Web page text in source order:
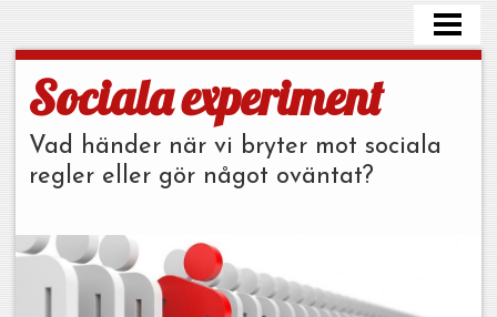
KONTAKT
Sociala experiment
Vad händer när vi bryter mot sociala
regler eller gör något oväntat?